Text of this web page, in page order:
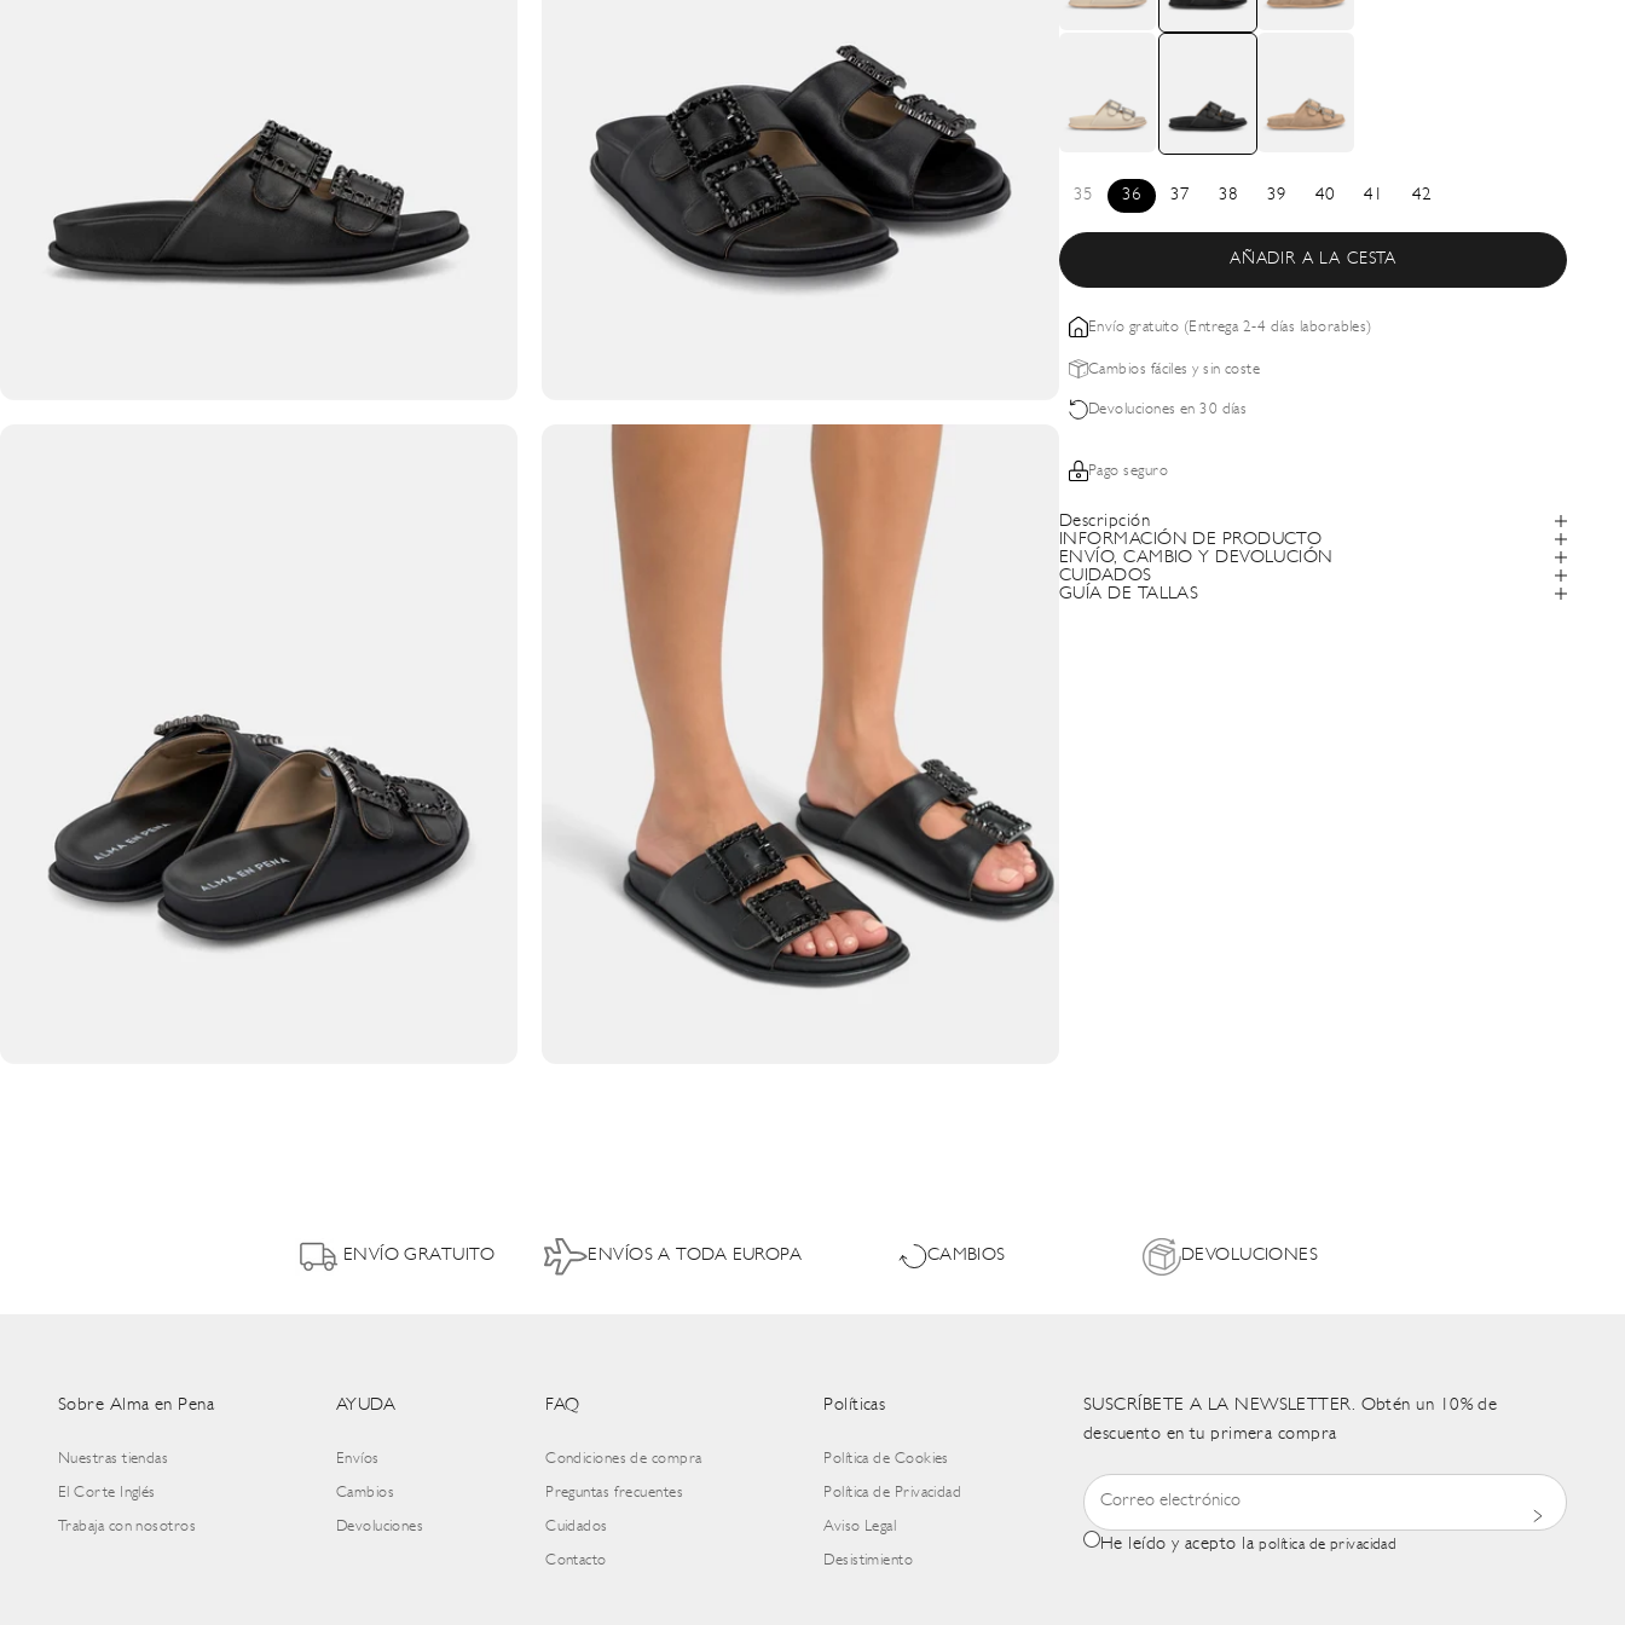
35 36 37 38 39 40 41 42
AÑADIR A LA CESTA
Envío gratuito (Entrega 2-4 días laborables)
Cambios fáciles y sin coste
Devoluciones en 30 días
Pago seguro
Descripción
INFORMACIÓN DE PRODUCTO
ENVÍO, CAMBIO Y DEVOLUCIÓN
CUIDADOS
GUÍA DE TALLAS
ENVÍO GRATUITO ENVÍOS A TODA EUROPA CAMBIOS DEVOLUCIONES
Sobre Alma en Pena
Nuestras tiendas
El Corte Inglés
Trabaja con nosotros
AYUDA
Envíos
Cambios
Devoluciones
FAQ
Condiciones de compra
Preguntas frecuentes
Cuidados
Contacto
Políticas
Política de Cookies
Política de Privacidad
Aviso Legal
Desistimiento
SUSCRÍBETE A LA NEWSLETTER. Obtén un 10% de
descuento en tu primera compra
He leído y acepto lapolítica de privacidad